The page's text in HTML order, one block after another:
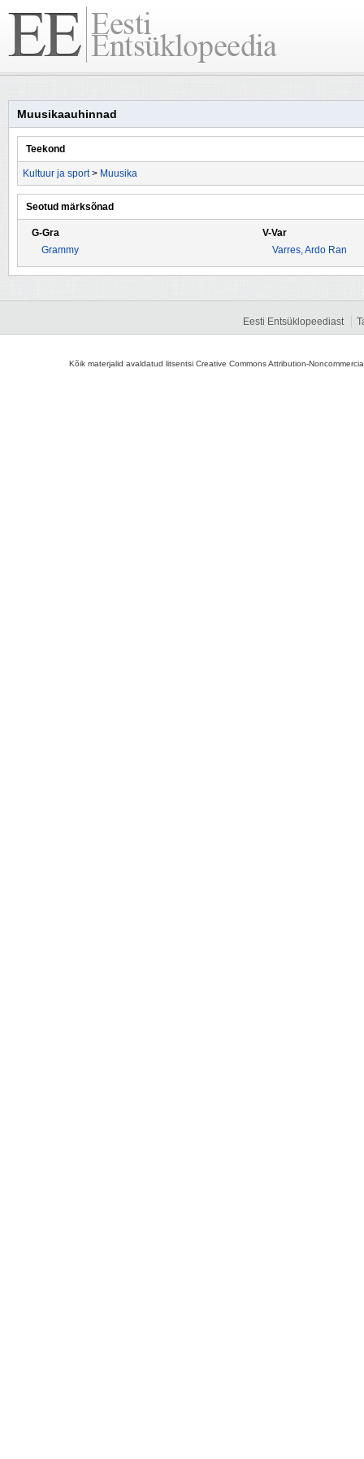
Muusikaauhinnad
Teekond
Kultuur ja sport> Muusika
Seotud märksõnad
G-Gra
Grammy
V-Var
Varres, Ardo Ran
Eesti Entsüklopeediast
Kõik materjalid avaldatud litsentsi Creative Commons Attribution-